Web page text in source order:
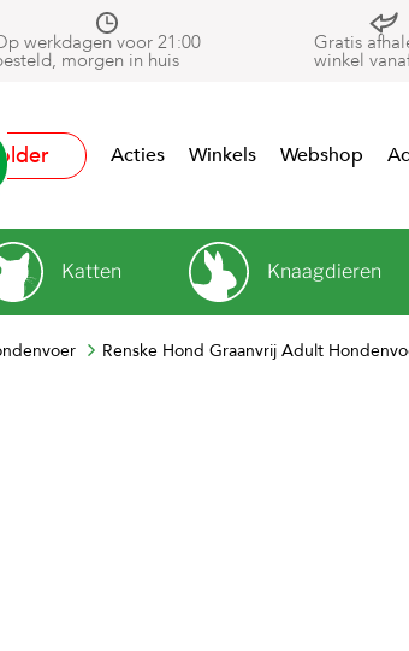
werkdagen voor 21:00
morgen in huis
Gratis
winkel
Folder Acties Winkels Webshop
Katten Knaagdieren
Renske Hond Graanvrij Adult